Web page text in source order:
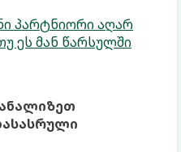
პარტნიორი აღარ
ეს მან წარსულში